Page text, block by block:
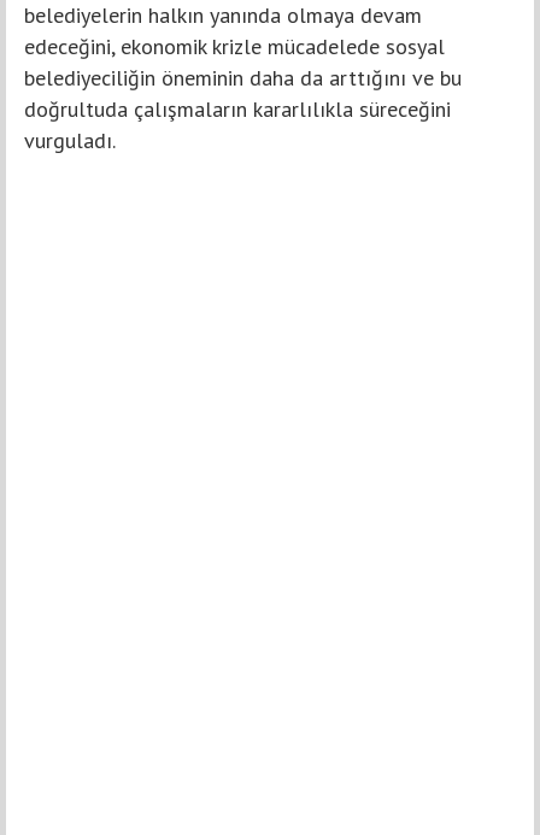
belediyelerin halkın yanında olmaya devam
edeceğini, ekonomik krizle mücadelede sosyal
belediyeciliğin öneminin daha da arttığını ve bu
doğrultuda çalışmaların kararlılıkla süreceğini
vurguladı.